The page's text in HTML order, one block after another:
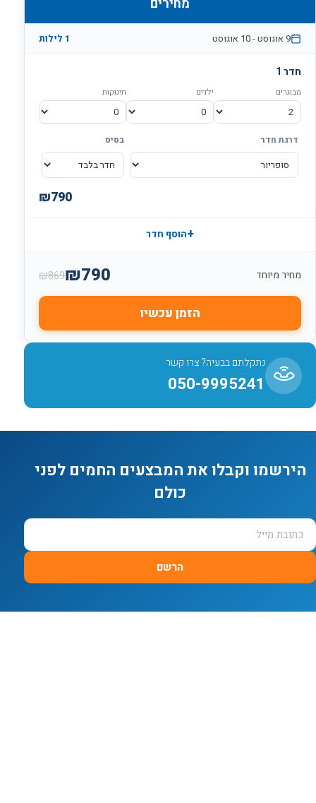
מחירים
9 אוגוסט -10 אוגוסט 1 לילות
חדר 1
מבוגרים ילדים תינוקות
דרגת חדר בסיס
₪790
+הוסף חדר
מחיר מיוחד ₪790
₪869
הזמן עכשיו
נתקלתם בבעיה? צרו קשר
050-9995241
הירשמו וקבלו את המבצעים החמים לפני
כולם
הרשם